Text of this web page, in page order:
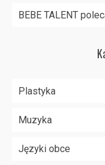
BEBE TALENT
Plastyka
Muzyka
Języki obce